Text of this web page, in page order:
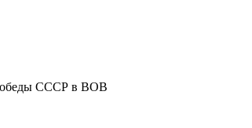
победы СССР в ВОВ